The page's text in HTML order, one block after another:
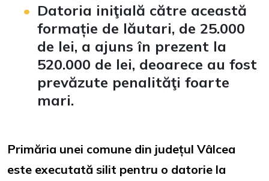
Datoria iniţială către această
formație de lăutari, de 25.000
de lei, a ajuns în prezent la
520.000 de lei, deoarece au fost
prevăzute penalităţi foarte
mari.
Primăria unei comune din județul Vâlcea
este executată silit pentru o datorie la